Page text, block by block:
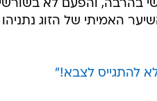
בהרבה, והפעם לא
של הזוג נתניהו כבר
להתגייס לצבא!"